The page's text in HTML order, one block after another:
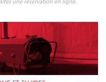
une réservation en ligne.